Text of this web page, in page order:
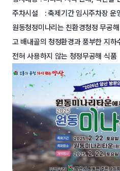
주차시설
: 축제기간 임시주차장 운
원동청정미나리는 친환경청정 무공
고 배내골의 청정환경과 풍부한 지
전혀 사용하지 않는 청정무공해 식품